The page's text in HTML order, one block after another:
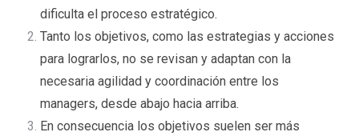
dificulta el proceso estratégico.
Tanto los objetivos, como las estrategias y acciones
para lograrlos, no se revisan y adaptan con la
necesaria agilidad y coordinación entre los
managers, desde abajo hacia arriba.
En consecuencia los objetivos suelen ser más